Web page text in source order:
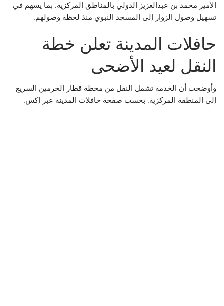
الأمير محمد بن عبدالعزيز الدولي بالمناطق المركزية. بما يسهم في
تسهيل وصول الزوار إلى المسجد النبوي منذ لحظة وصولهم.
حافلات المدينة تعلن خطة
النقل لعيد الأضحى
وأوضحت أن الخدمة تشمل النقل من محطة قطار الحرمين السريع
إلى المنطقة المركزية. بحسب صفحة حافلات المدينة عبر إكس.